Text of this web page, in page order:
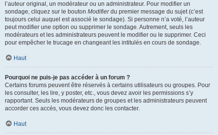
l’auteur original, un modérateur ou un administrateur. Pour modifier un
sondage, cliquez sur le bouton Modifierdu premier message du sujet (c’est
toujours celui auquel est associé le sondage). Si personne n’a voté, l’auteur
peut modifier une option ou supprimer le sondage. Autrement, seuls les
modérateurs et les administrateurs peuvent le modifier ou le supprimer. Ceci
pour empêcher le trucage en changeant les intitulés en cours de sondage.
Haut
Pourquoi ne puis-je pas accéder à un forum ?
Certains forums peuvent être réservés à certains utilisateurs ou groupes. Pour
les consulter, les lire, y poster, etc., vous devez avoir les permissions s’y
rapportant. Seuls les modérateurs de groupes et les administrateurs peuvent
accorder ces accès, vous devez donc les contacter.
Haut